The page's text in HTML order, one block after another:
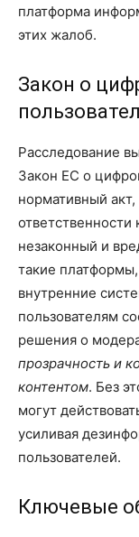
платформа
этих жалоб.
Закон о
Расследование
Закон ЕС о
нормативный
незаконный и
такие
внутренние
пользователям
решения о
прозрачность и
контентом. Без
могут
усиливая
пользователей.
Ключевые